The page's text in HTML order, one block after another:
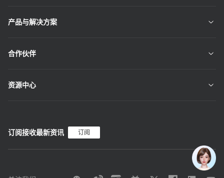
产品与解决方案
合作伙伴
资源中心
订阅接收最新资讯 订阅